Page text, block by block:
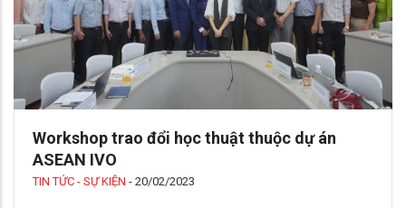
Workshop trao đổi học thuật thuộc dự án
ASEAN IVO
TIN TỨC - SỰ KIỆN - 20/02/2023